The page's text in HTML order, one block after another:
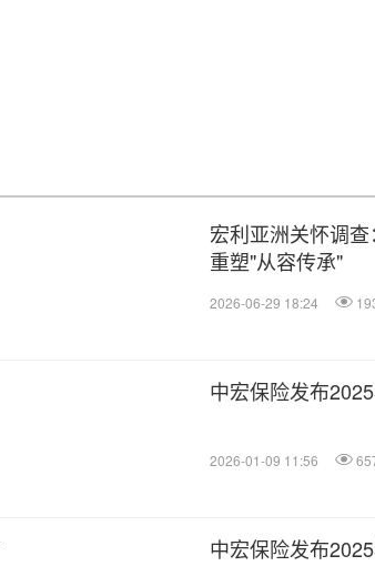
宏利亚洲关怀调查
重塑"从容传承"
2026-06-29 18:24
中宏保险发布
2026-01-09 11:56
中宏保险发布